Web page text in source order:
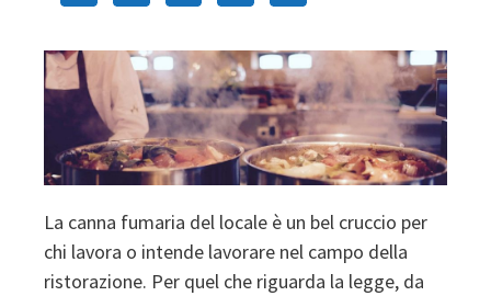
La canna fumaria del locale è un bel cruccio per
chi lavora o intende lavorare nel campo della
ristorazione. Per quel che riguarda la legge, da